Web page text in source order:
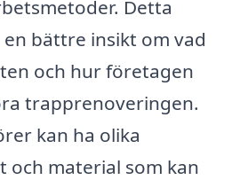
Detta
bättre insikt om vad
och hur företagen
trapprenoveringen.
kan ha olika
och material som kan